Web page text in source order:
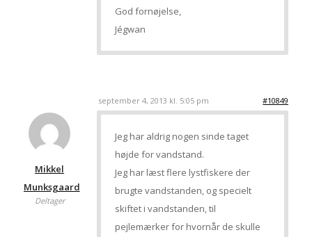
God fornøjelse,
Jégwan
september 4, 2013 kl. 5:05 pm #10849
Mikkel
Munksgaard
Deltager
Jeg har aldrig nogen sinde taget
højde for vandstand.
Jeg har læst flere lystfiskere der
brugte vandstanden, og specielt
skiftet i vandstanden, til
pejlemærker for hvornår de skulle